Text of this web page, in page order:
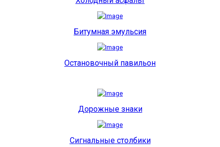
Битумная эмульсия
Остановочный павильон
Дорожные знаки
Сигнальные столбики